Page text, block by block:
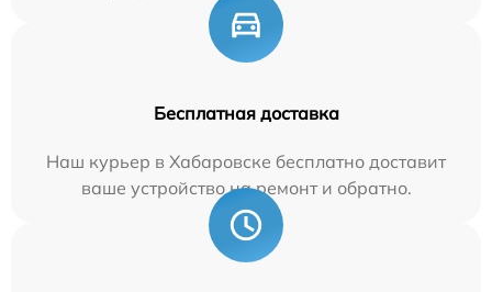
Бесплатная доставка
Наш курьер в Хабаровске бесплатно доставит
ваше устройство на ремонт и обратно.